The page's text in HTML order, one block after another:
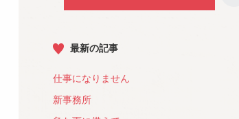
最新の記事
仕事になりません
新事務所